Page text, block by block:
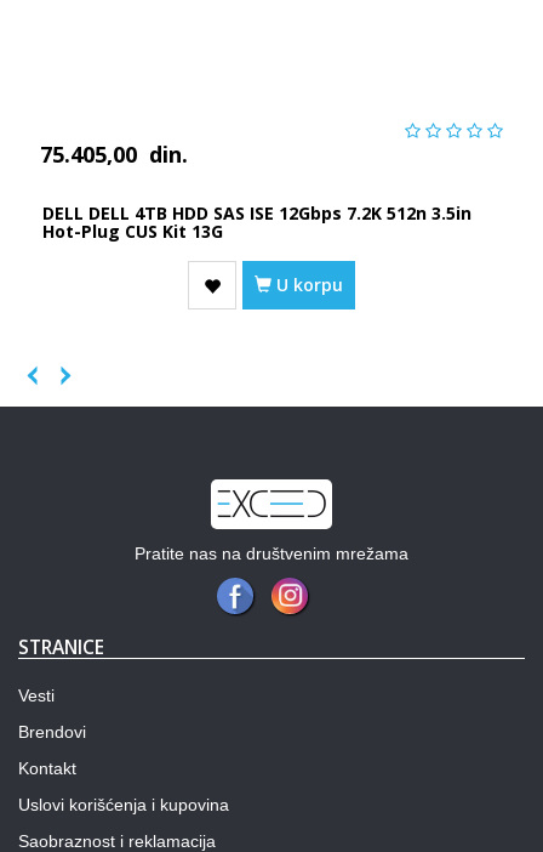
75.405,00 din.
DELL DELL 4TB HDD SAS ISE 12Gbps 7.2K 512n 3.5in
Hot-Plug CUS Kit 13G
U korpu
Pratite nas na društvenim mrežama
STRANICE
Vesti
Brendovi
Kontakt
Uslovi korišćenja i kupovina
Saobraznost i reklamacija